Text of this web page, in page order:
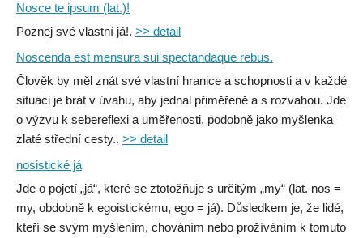
Nosce te ipsum (lat.)!
Poznej své vlastní já!. >> detail
Noscenda est mensura sui spectandaque rebus.
Člověk by měl znát své vlastní hranice a schopnosti a v každé
situaci je brát v úvahu, aby jednal přiměřeně a s rozvahou. Jde
o výzvu k sebereflexi a uměřenosti, podobně jako myšlenka
zlaté střední cesty.. >> detail
nosistické já
Jde o pojetí „já“, které se ztotožňuje s určitým „my“ (lat. nos =
my, obdobně k egoistickému, ego = já). Důsledkem je, že lidé,
kteří se svým myšlením, chováním nebo prožíváním k tomuto